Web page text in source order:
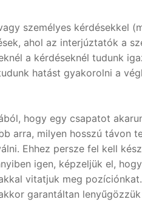
személyes kérdésekkel
ahol az interjúztatók a
a kérdéseknél tudunk
hatást gyakorolni a
hogy egy csapatot
arra, milyen hosszú távon
Ehhez persze fel kell
igen, képzeljük el,
vitatjuk meg
garantáltan